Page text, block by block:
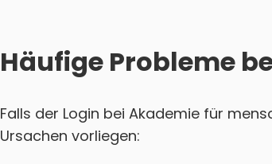
Häufige Probleme
Falls der Login bei Akademie für
Ursachen vorliegen: